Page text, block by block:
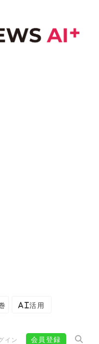
AI活用
イン 会員登録